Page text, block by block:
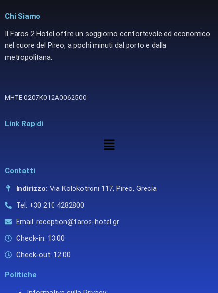
Chi Siamo
Il Faros 2 Hotel offre un soggiorno confortevole ed economico
nel cuore del Pireo, a pochi minuti dal porto e dalla
metropolitana.
ΜΗΤΕ 0207Κ012Α0062500
Link Rapidi
Menu
Contatti
Indirizzo: Via Kolokotroni 117, Pireo, Grecia
Tel: +30 210 4282800
Email: reception@faros-hotel.gr
Check-in: 13:00
Check-out: 12:00
Politiche